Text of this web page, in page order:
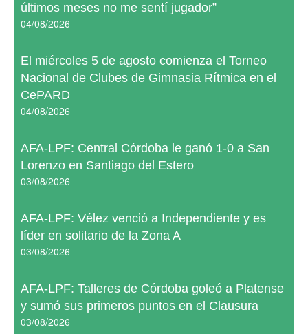
últimos meses no me sentí jugador”
04/08/2026
El miércoles 5 de agosto comienza el Torneo
Nacional de Clubes de Gimnasia Rítmica en el
CePARD
04/08/2026
AFA-LPF: Central Córdoba le ganó 1-0 a San
Lorenzo en Santiago del Estero
03/08/2026
AFA-LPF: Vélez venció a Independiente y es
líder en solitario de la Zona A
03/08/2026
AFA-LPF: Talleres de Córdoba goleó a Platense
y sumó sus primeros puntos en el Clausura
03/08/2026